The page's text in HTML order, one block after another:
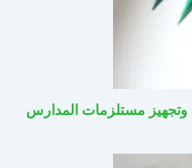
وتجهيز مستلزمات المدارس